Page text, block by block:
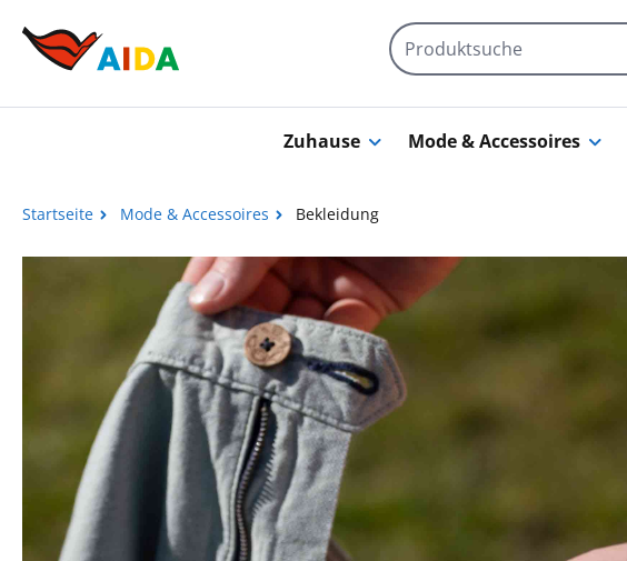
Zuhause Mode & Accessoires
Startseite Mode & Accessoires Bekleidung
Bildergalerie überspringen